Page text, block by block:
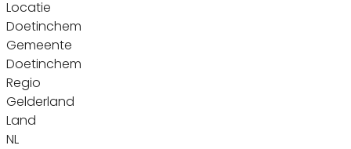
Locatie
Doetinchem
Gemeente
Doetinchem
Regio
Gelderland
Land
NL